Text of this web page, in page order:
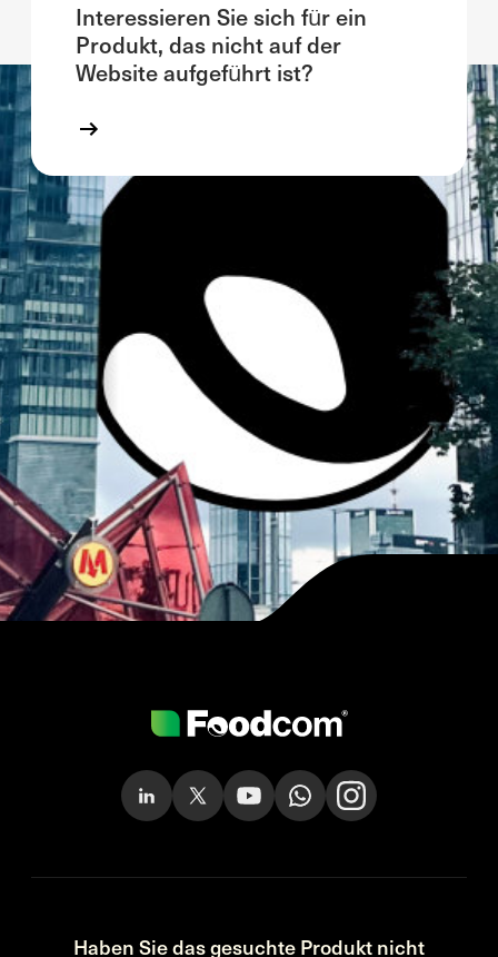
Interessieren Sie sich für ein
Produkt, das nicht auf der
Website aufgeführt ist?
Haben Sie das gesuchte Produkt nicht